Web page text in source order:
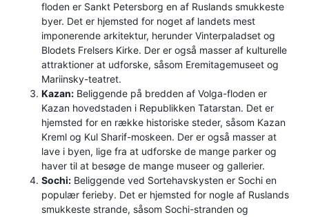
floden er Sankt Petersborg en af ​​Ruslands smukkeste
byer. Det er hjemsted for noget af landets mest
imponerende arkitektur, herunder Vinterpaladset og
Blodets Frelsers Kirke. Der er også masser af kulturelle
attraktioner at udforske, såsom Eremitagemuseet og
Mariinsky-teatret.
Kazan: Beliggende på bredden af ​​Volga-floden er
Kazan hovedstaden i Republikken Tatarstan. Det er
hjemsted for en række historiske steder, såsom Kazan
Kreml og Kul Sharif-moskeen. Der er også masser at
lave i byen, lige fra at udforske de mange parker og
haver til at besøge de mange museer og gallerier.
Sochi: Beliggende ved Sortehavskysten er Sochi en
populær ferieby. Det er hjemsted for nogle af Ruslands
smukkeste strande, såsom Sochi-stranden og